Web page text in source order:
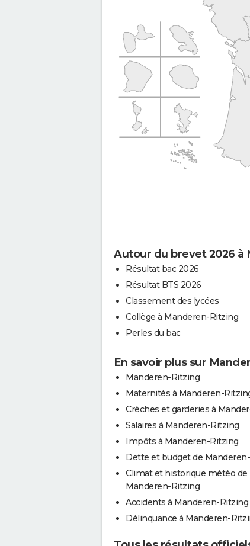
Autour du brevet 2026 à
Résultat bac 2026
Résultat BTS 2026
Classement des lycées
Collège à Manderen-Ritzing
Perles du bac
En savoir plus sur
Manderen-Ritzing
Maternités à Manderen-
Crèches et garderies à
Salaires à Manderen-Ritzing
Impôts à Manderen-Ritzing
Dette et budget de
Climat et historique météo de
Manderen-Ritzing
Accidents à Manderen-Ritzing
Délinquance à Manderen-